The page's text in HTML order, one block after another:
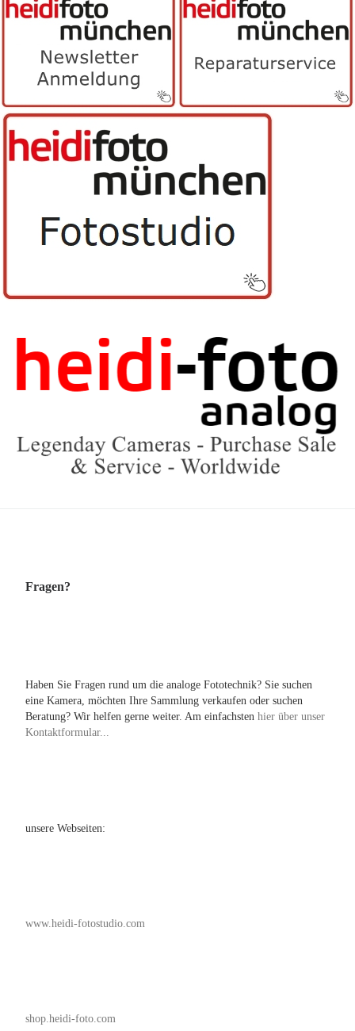
Fragen?
Haben Sie Fragen rund um die analoge Fototechnik? Sie suchen
eine Kamera, möchten Ihre Sammlung verkaufen oder suchen
Beratung? Wir helfen gerne weiter. Am einfachsten hier über unser
Kontaktformular...
unsere Webseiten:
www.heidi-fotostudio.com
shop.heidi-foto.com